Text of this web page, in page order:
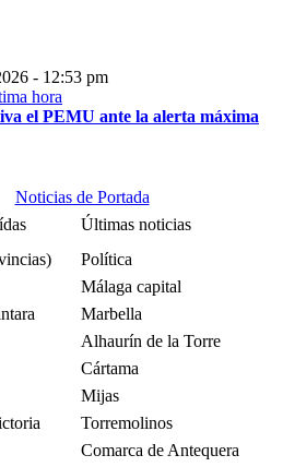
- 12:53 pm
el PEMU ante la alerta máxima
Noticias de Portada
Últimas noticias
Política
Málaga capital
Marbella
Alhaurín de la Torre
Cártama
Mijas
Torremolinos
Comarca de Antequera